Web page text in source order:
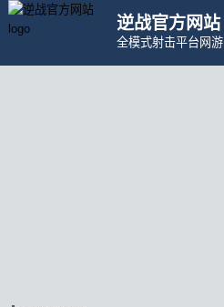
逆战官方网站
全模式射击平台网游